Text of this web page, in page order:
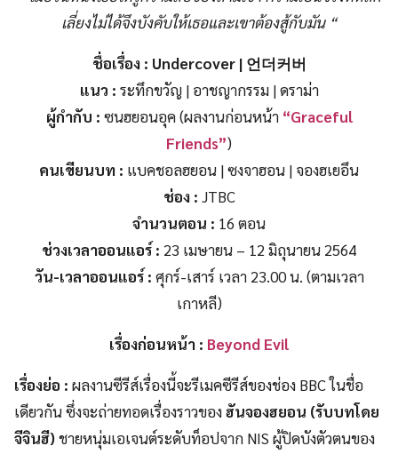
เลี่ยงไม่ได้จึงบังคับให้เธอและเขาต้องสู้กับมัน “
ชื่อเรื่อง : Undercover | 언더커버
แนว : ระทึกขวัญ | อาชญากรรม | ดราม่า
ผู้กำกับ : ซนฮยอนอุค (ผลงานก่อนหน้า “Graceful
Friends”)
คนเขียนบท : แบคชอลฮยอน | ซงจาฮอน | จองฮเยอึน
ช่อง : JTBC
จำนวนตอน : 16 ตอน
ช่วงเวลาออนแอร์ : 23 เมษายน – 12 มิถุนายน 2564
วัน-เวลาออนแอร์ : ศุกร์-เสาร์ เวลา 23.00 น. (ตามเวลา
เกาหลี)
เรื่องก่อนหน้า : Beyond Evil
เรื่องย่อ : ผลงานซีรีส์เรื่องนี้จะรีเมคซีรีส์ของช่อง BBC ในชื่อ
เดียวกัน ซึ่งจะถ่ายทอดเรื่องราวของฮันจองฮยอน (รับบทโดย
จีจินฮี)ชายหนุ่มเอเจนต์ระดับท็อปจาก NIS ผู้ปิดบังตัวตนของ